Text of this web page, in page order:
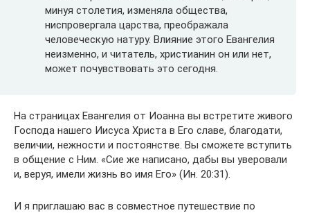
минуя столетия, изменяла общества,
ниспровергала царства, преображала
человеческую натуру. Влияние этого Евангелия
неизменно, и читатель, христианин он или нет,
может почувствовать это сегодня.
На страницах Евангелия от Иоанна вы встретите живого
Господа нашего Иисуса Христа в Его славе, благодати,
величии, нежности и постоянстве. Вы сможете вступить
в общение с Ним. «Сие же написано, дабы вы уверовали
и, веруя, имели жизнь во имя Его» (Ин. 20:31).
И я приглашаю вас в совместное путешествие по